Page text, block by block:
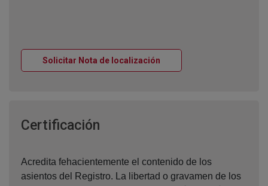
Solicitar Nota de localización
Certificación
Acredita fehacientemente el contenido de los
asientos del Registro. La libertad o gravamen de los